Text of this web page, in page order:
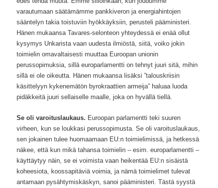
varautumaan säätämämme pankkiveron ja energiahintojen
sääntelyn takia toistuviin hyökkäyksiin, perusteli pääministeri.
Hänen mukaansa Tavares-selonteon yhteydessä ei enää ollut
kysymys Unkarista vaan uudesta ilmiöstä, siitä, voiko jokin
toimielin omavaltaisesti muuttaa Euroopan unionin
perussopimuksia, sillä europarlamentti on tehnyt juuri sitä, mihin
sillä ei ole oikeutta. Hänen mukaansa lisäksi ”talouskriisin
käsittelyyn kykenemätön byrokraattien armeija” haluaa luoda
pidäkkeitä juuri sellaiselle maalle, joka on hyvällä tiellä.
Se oli varoituslaukaus. Euroopan parlamentti teki suuren
virheen, kun se loukkasi perussopimusta. Se oli varoituslaukaus,
sen jokainen tulee huomaamaan EU:n toimielimissä, ja hetkessä
näkee, että kun mikä tahansa toimielin – esim. europarlamentti –
käyttäytyy näin, se ei voimista vaan heikentää EU:n sisäistä
koheesiota, koossapitäviä voimia, ja nämä toimielimet tulevat
antamaan pysähtymiskäskyn, sanoi pääministeri. Tästä syystä